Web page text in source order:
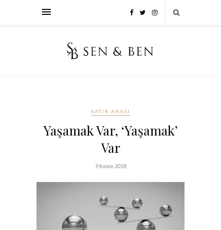
SATIR ARASI
Yaşamak Var, ‘Yaşamak’
Var
9 Kasım 2018